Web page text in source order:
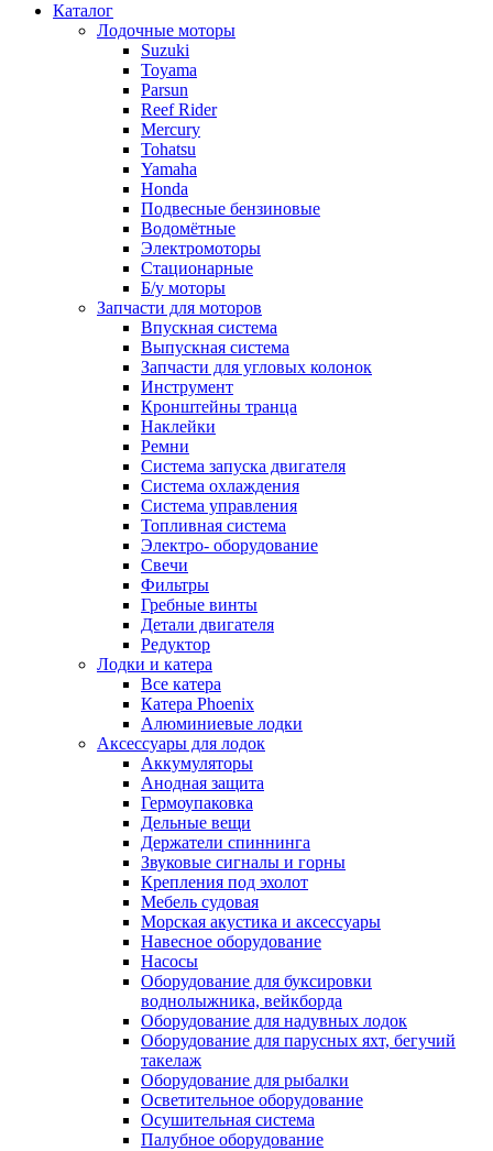
Каталог
Лодочные моторы
Suzuki
Toyama
Parsun
Reef Rider
Mercury
Tohatsu
Yamaha
Honda
Подвесные бензиновые
Водомётные
Электромоторы
Стационарные
Б/у моторы
Запчасти для моторов
Впускная система
Выпускная система
Запчасти для угловых колонок
Инструмент
Кронштейны транца
Наклейки
Ремни
Система запуска двигателя
Система охлаждения
Система управления
Топливная система
Электро- оборудование
Свечи
Фильтры
Гребные винты
Детали двигателя
Редуктор
Лодки и катера
Все катера
Катера Phoenix
Алюминиевые лодки
Аксессуары для лодок
Аккумуляторы
Анодная защита
Гермоупаковка
Дельные вещи
Держатели спиннинга
Звуковые сигналы и горны
Крепления под эхолот
Мебель судовая
Морская акустика и аксессуары
Навесное оборудование
Насосы
Оборудование для буксировки
воднолыжника, вейкборда
Оборудование для надувных лодок
Оборудование для парусных яхт, бегучий
такелаж
Оборудование для рыбалки
Осветительное оборудование
Осушительная система
Палубное оборудование